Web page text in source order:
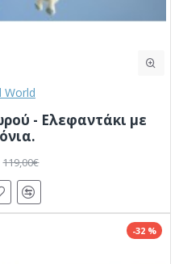
World
- Ελεφαντάκι με
119,00€
-32 %